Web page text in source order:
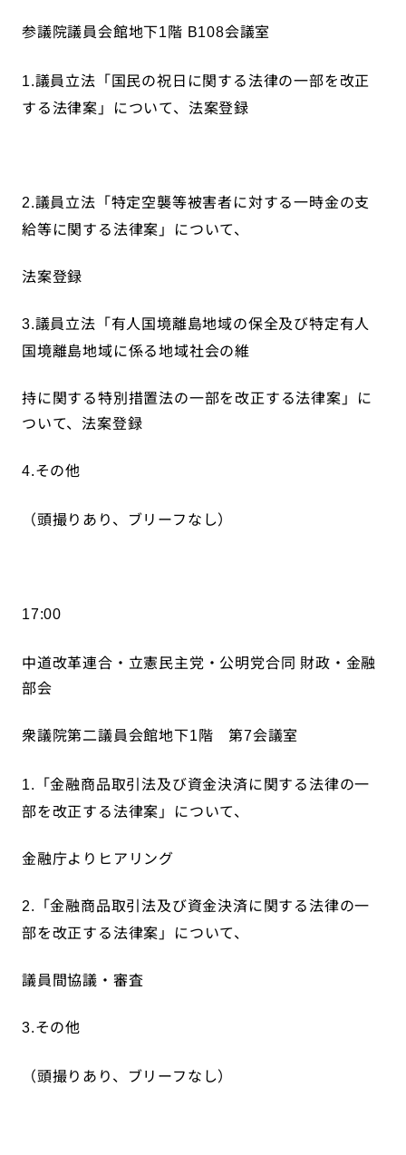
参議院議員会館地下1階 B108会議室
1.議員立法「国民の祝日に関する法律の一部を改正
する法律案」について、法案登録
2.議員立法「特定空襲等被害者に対する一時金の支
給等に関する法律案」について、
法案登録
3.議員立法「有人国境離島地域の保全及び特定有人
国境離島地域に係る地域社会の維
持に関する特別措置法の一部を改正する法律案」に
ついて、法案登録
4.その他
（頭撮りあり、ブリーフなし）
17:00
中道改革連合・立憲民主党・公明党合同 財政・金融
部会
衆議院第二議員会館地下1階 第7会議室
1.
「金融商品取引法及び資金決済に関する法律の一
部を改正する法律案」について、
金融庁よりヒアリング
2.
「金融商品取引法及び資金決済に関する法律の一
部を改正する法律案」について、
議員間協議・審査
3.その他
（頭撮りあり、ブリーフなし）